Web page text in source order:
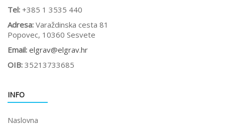
Tel: +385 1 3535 440
Adresa: Varaždinska cesta 81
Popovec, 10360 Sesvete
Email: elgrav@elgrav.hr
OIB: 35213733685
INFO
Naslovna